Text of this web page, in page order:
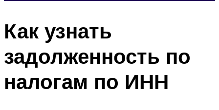
Как узнать
задолженность по
налогам по ИНН